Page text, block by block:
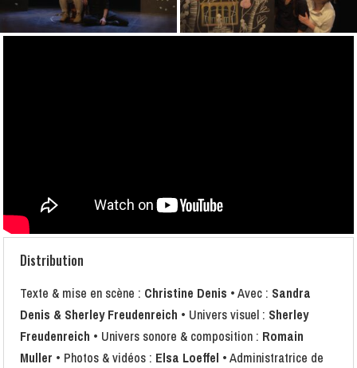
Distribution
Texte & mise en scène : Christine Denis • Avec : Sandra
Denis & Sherley Freudenreich • Univers visuel : Sherley
Freudenreich • Univers sonore & composition : Romain
Muller • Photos & vidéos : Elsa Loeffel • Administratrice de